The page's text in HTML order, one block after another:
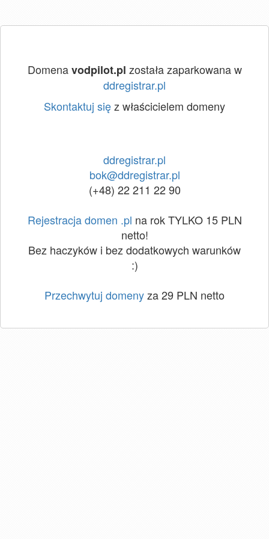
Domenavodpilot.pl została zaparkowana w
ddregistrar.pl
Skontaktuj sięz właścicielem domeny
ddregistrar.pl
bok@ddregistrar.pl
(+48) 22 211 22 90
Rejestracja domen .pl na rok TYLKO 15 PLN
netto!
Bez haczyków i bez dodatkowych warunków
:)
Przechwytuj domenyza 29 PLN netto